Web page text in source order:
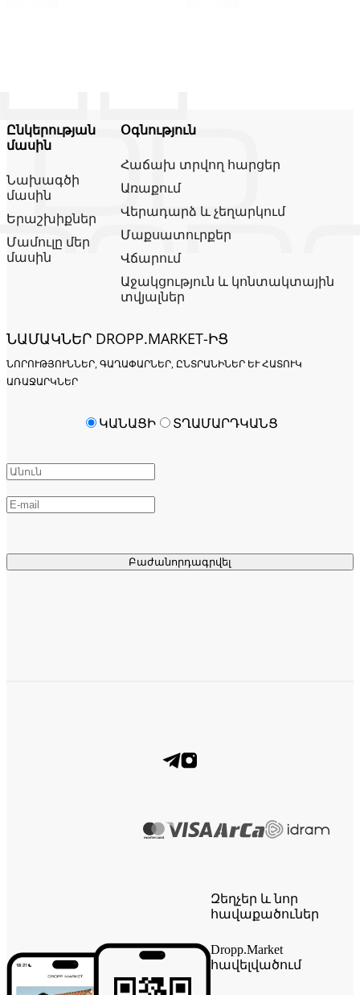
Ընկերության
մասին
Նախագծի
մասին
Երաշխիքներ
Մամուլը մեր
մասին
Օգնություն
Հաճախ տրվող հարցեր
Առաքում
Վերադարձ և չեղարկում
Մաքսատուրքեր
Վճարում
Աջակցություն և կոնտակտային
տվյալներ
ՆԱՄԱԿՆԵՐ DROPP.MARKET-ԻՑ
ՆՈՐՈՒԹՅՈՒՆՆԵՐ, ԳԱՂԱՓԱՐՆԵՐ, ԸՆՏՐԱՆԻՆԵՐ ԵՒ ՀԱՏՈՒԿ Ա
ՌԱՋԱՐԿՆԵՐ
Բաժանորդագրվել
ԿԱՆԱՑԻ ՏՂԱՄԱՐԴԿԱՆՑ
Զեղչեր և նոր
հավաքածուներ
Dropp.Market
հավելվածում